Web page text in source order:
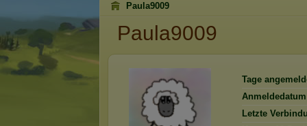
Paula9009
Paula9009
Tage
Letzte